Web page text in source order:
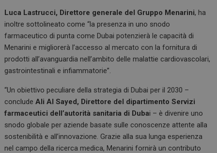
Luca Lastrucci, Direttore generale del Gruppo Menarini, ha
inoltre sottolineato come “la presenza in uno snodo
farmaceutico di punta come Dubai potenzierà le capacità di
Menarini e migliorerà l’accesso al mercato con la fornitura di
prodotti all’avanguardia nell’ambito delle malattie cardiovascolari,
gastrointestinali e infiammatorie”.
“Un obiettivo peculiare della strategia di Dubai per il 2030 –
concludeAli Al Sayed, Direttore del dipartimento Servizi
farmaceutici dell’autorità sanitaria di Dubai – è divenire uno
snodo globale per aziende basate sulle conoscenze attente alla
sostenibilità e all’innovazione. Grazie alla sua lunga esperienza
nel campo della ricerca medica, Menarini fornirà un contributo